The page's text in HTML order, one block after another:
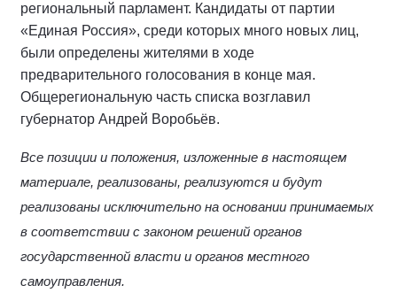
региональный парламент. Кандидаты от партии
«Единая Россия», среди которых много новых лиц,
были определены жителями в ходе
предварительного голосования в конце мая.
Общерегиональную часть списка возглавил
губернатор Андрей Воробьёв.
Все позиции и положения, изложенные в настоящем
материале, реализованы, реализуются и будут
реализованы исключительно на основании принимаемых
в соответствии с законом решений органов
государственной власти и органов местного
самоуправления.